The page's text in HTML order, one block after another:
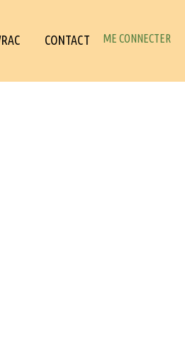
CONTACT ME CONNECTER